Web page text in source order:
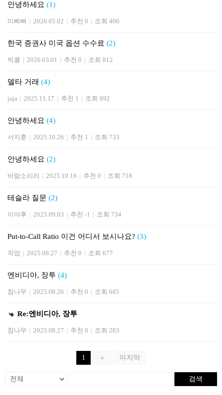
안녕하세요 (1)
미삐삐 | 2026.05.02 | 추천 0 | 조회 406
한국 증권사 미국 옵션 수수료 (2)
빅콜 | 2026.03.01 | 추천 0 | 조회 812
델타 거래 (4)
jaja | 2025.11.17 | 추천 1 | 조회 892
안녕하세요 (4)
서지훈 | 2025.10.26 | 추천 1 | 조회 733
안녕하세요 (2)
바람소리리 | 2025.10.16 | 추천 0 | 조회 718
테슬라 질문 (2)
이야후 | 2025.09.03 | 추천 -1 | 조회 734
Put-to-Call Ratio 이건 어디서 보시나요? (3)
작업 | 2025.08.27 | 추천 0 | 조회 677
엔비디아, 장투 (4)
참나무 | 2025.08.26 | 추천 0 | 조회 685
Re:엔비디아, 장투
참나무 | 2025.08.27 | 추천 0 | 조회 283
1 » 마지막
검색